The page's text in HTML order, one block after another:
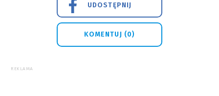
UDOSTĘPNIJ
KOMENTUJ (0)
REKLAMA